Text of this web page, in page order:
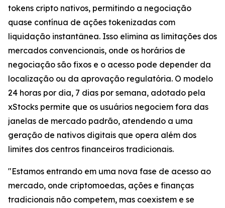
tokens cripto nativos, permitindo a negociação
quase contínua de ações tokenizadas com
liquidação instantânea. Isso elimina as limitações dos
mercados convencionais, onde os horários de
negociação são fixos e o acesso pode depender da
localização ou da aprovação regulatória. O modelo
24 horas por dia, 7 dias por semana, adotado pela
xStocks permite que os usuários negociem fora das
janelas de mercado padrão, atendendo a uma
geração de nativos digitais que opera além dos
limites dos centros financeiros tradicionais.
"Estamos entrando em uma nova fase de acesso ao
mercado, onde criptomoedas, ações e finanças
tradicionais não competem, mas coexistem e se